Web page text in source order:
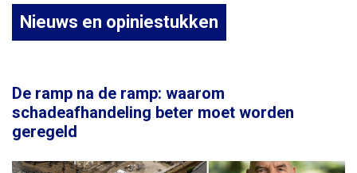
Nieuws en opiniestukken
De ramp na de ramp: waarom
schadeafhandeling beter moet worden
geregeld